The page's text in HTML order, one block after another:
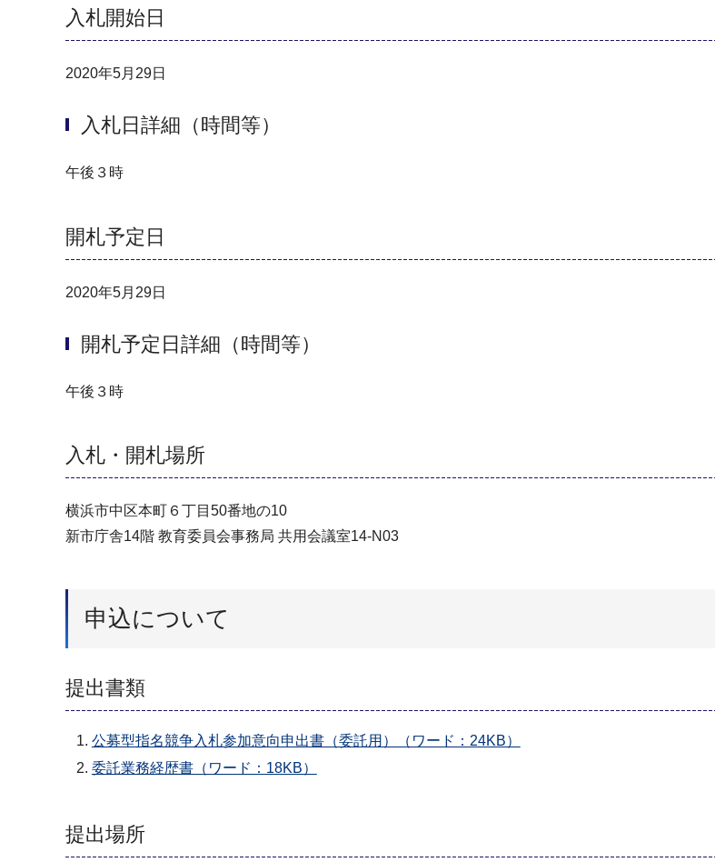
入札開始日
2020年5月29日
入札日詳細（時間等）
午後３時
開札予定日
2020年5月29日
開札予定日詳細（時間等）
午後３時
入札・開札場所
横浜市中区本町６丁目50番地の10
新市庁舎14階 教育委員会事務局 共用会議室14-N03
申込について
提出書類
公募型指名競争入札参加意向申出書（委託用）（ワード：24KB）
委託業務経歴書（ワード：18KB）
提出場所